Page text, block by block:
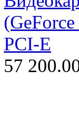
PCI-E
57